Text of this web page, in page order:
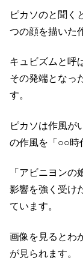
ピカソのと聞く
つの顔を描いた
キュビズムと呼
その発端となっ
す。
ピカソは作風が
の作風を「○○時
「アビニヨン
影響を強く受け
ています。
画像を見るとわ
が見られます。